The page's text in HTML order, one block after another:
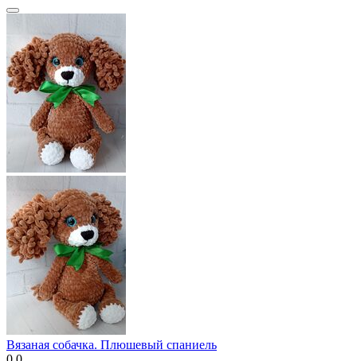
Вязаная собачка. Плюшевый спаниель